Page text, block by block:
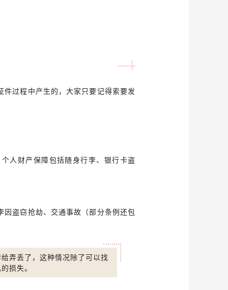
过程中产生的，大家只要记得索要发
人财产保障包括随身行李、银行卡盗
盗窃抢劫、交通事故（部分条例还包
弄丢了，这种情况除了可以找
损失。